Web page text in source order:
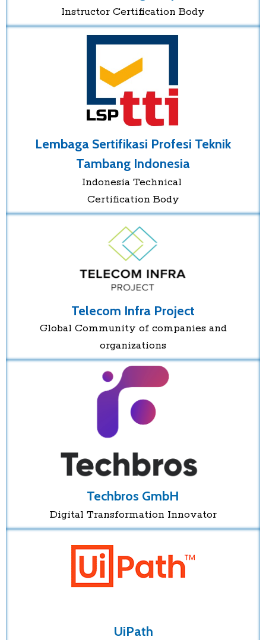
Instructor Certification Body
Lembaga Sertifikasi Profesi Teknik
Tambang Indonesia
Indonesia Technical
Certification Body
Telecom Infra Project
Global Community of companies and
organizations
Techbros GmbH
Digital Transformation Innovator
UiPath